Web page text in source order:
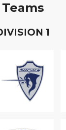
Teams
IVISION 1